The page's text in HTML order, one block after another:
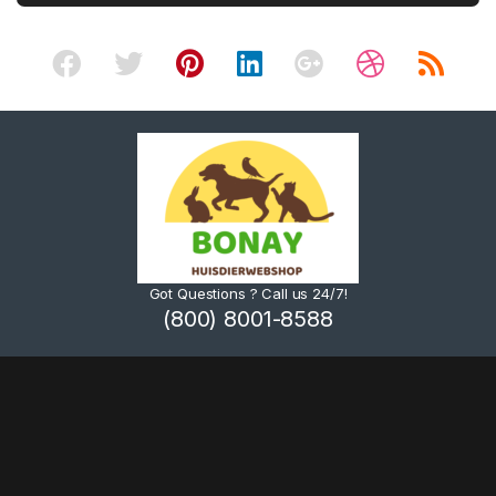
Got Questions ? Call us 24/7!
(800) 8001-8588